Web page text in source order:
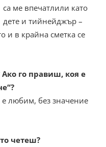
са ме впечатлили като
дете и тийнейджър –
и в крайна сметка се
го правиш, коя е
любим, без значение
четеш?